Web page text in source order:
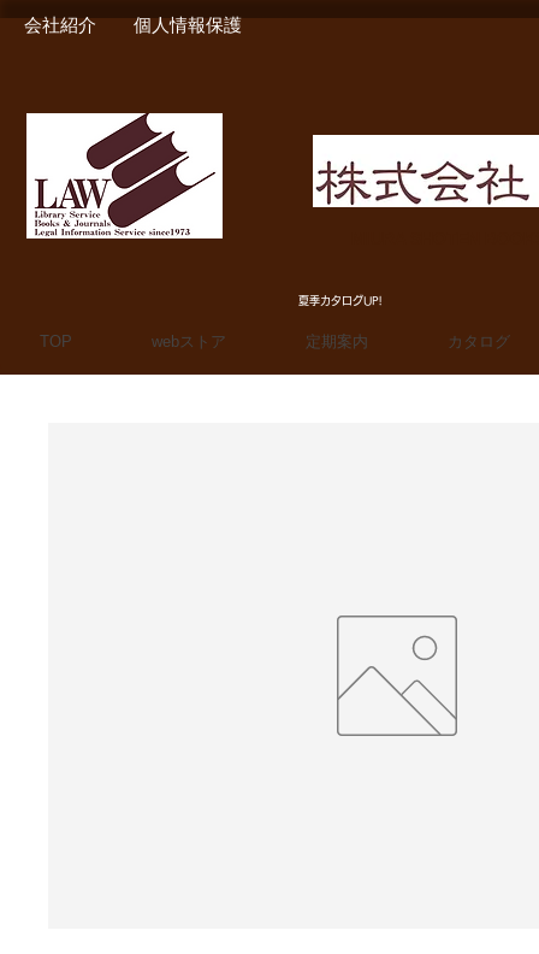
会社紹介 個人情報保護
夏季カタログUP!
TOP webストア 定期案内 カタログ